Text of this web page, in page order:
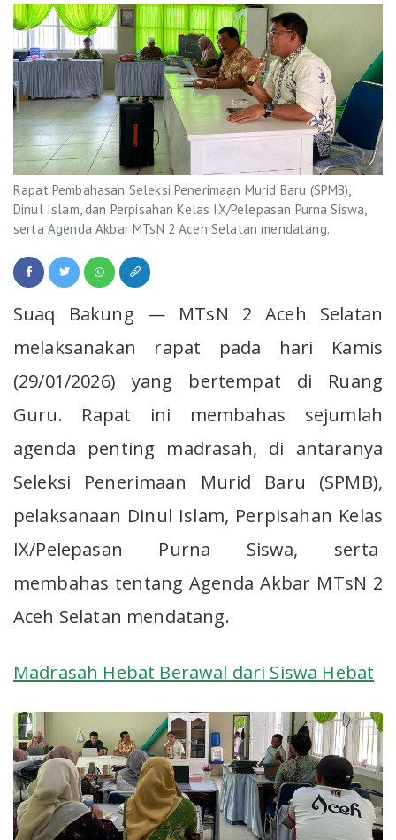
Rapat Pembahasan Seleksi Penerimaan Murid Baru (SPMB),
Dinul Islam, dan Perpisahan Kelas IX/Pelepasan Purna Siswa,
serta Agenda Akbar MTsN 2 Aceh Selatan mendatang.
Suaq Bakung — MTsN 2 Aceh Selatan
melaksanakan rapat pada hari Kamis
(29/01/2026) yang bertempat di Ruang
Guru. Rapat ini membahas sejumlah
agenda penting madrasah, di antaranya
Seleksi Penerimaan Murid Baru (SPMB),
pelaksanaan Dinul Islam, Perpisahan Kelas
IX/Pelepasan Purna Siswa, serta
membahas tentang Agenda Akbar MTsN 2
Aceh Selatan mendatang.
Madrasah Hebat Berawal dari Siswa Hebat